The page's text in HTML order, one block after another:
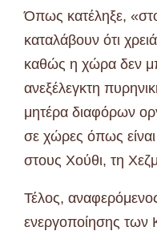
Όπως κατέληξε,
καταλάβουν ότι
καθώς η χώρα δεν
ανεξέλεγκτη
μητέρα διαφόρων
σε χώρες όπως
στους Χούθι, τη
Τέλος,
ενεργοποίησης